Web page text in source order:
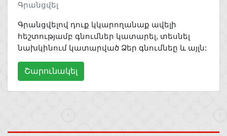
Գրանցվել
Գրանցվելով դուք կկարողանաք ավելի
հեշտությամբ գնումներ կատարել, տեսնել
նախկինում կատարված Ձեր գնումնեը և այլն:
Շարունակել